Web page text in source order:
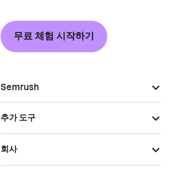
무료 체험 시작하기
Semrush
추가 도구
회사